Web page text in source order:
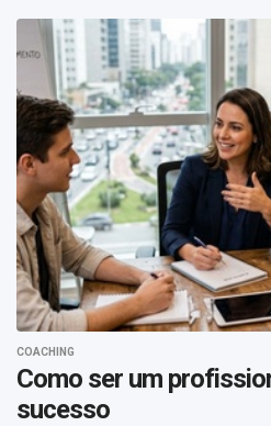
COACHING
Como ser um
sucesso